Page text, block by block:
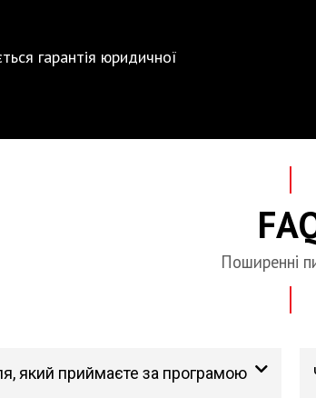
гарантія юридичної
Поширенні
який приймаєте за програмою